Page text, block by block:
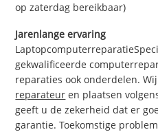
op zaterdag bereikbaar)
Jarenlange ervaring
gekwalificeerde
reparaties ook onderdelen.
reparateur en plaatsen
geeft u de zekerheid dat er
garantie. Toekomstige